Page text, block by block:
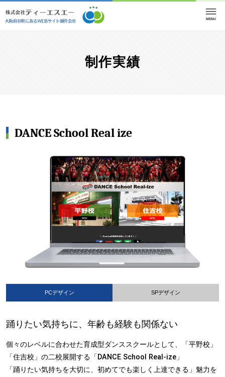
MENU
制作実績
DANCE School Real ize
PCデザイン SPデザイン
踊りたい気持ちに、年齢も経験も関係ない
個々のレベルに合わせた育成型ダンススクールとして、「平野校」
「住吉校」の二校展開する「DANCE School Real-ize」
「踊りたい気持ちを大切に、初めてでも楽しく上達できる」魅力を